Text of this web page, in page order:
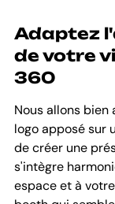
Adaptez
de votre
360
Nous allons
logo apposé sur
de créer une
s'intègre
espace et à